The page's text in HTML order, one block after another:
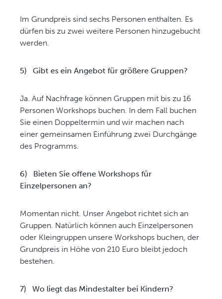
Im Grundpreis sind sechs Personen enthalten. Es
dürfen bis zu zwei weitere Personen hinzugebucht
werden.
5) Gibt es ein Angebot für größere Gruppen?
Ja. Auf Nachfrage können Gruppen mit bis zu 16
Personen Workshops buchen. In dem Fall buchen
Sie einen Doppeltermin und wir machen nach
einer gemeinsamen Einführung zwei Durchgänge
des Programms.
6)
Bieten Sie offene Workshops für
Einzelpersonen an?
Momentan nicht. Unser Angebot richtet sich an
Gruppen. Natürlich können auch Einzelpersonen
oder Kleingruppen unsere Workshops buchen, der
Grundpreis in Höhe von 210 Euro bleibt jedoch
bestehen.
7) Wo liegt das Mindestalter bei Kindern?